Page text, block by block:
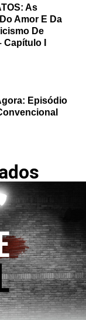
As
Amor E Da
De
I
Episódio